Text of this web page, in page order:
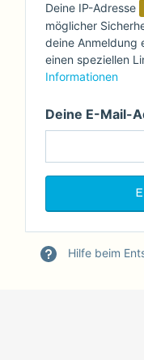
Deine IP-Adresse
möglicher
deine Anmeldung
einen speziellen
Informationen
Deine E-Mail-
Hilfe beim